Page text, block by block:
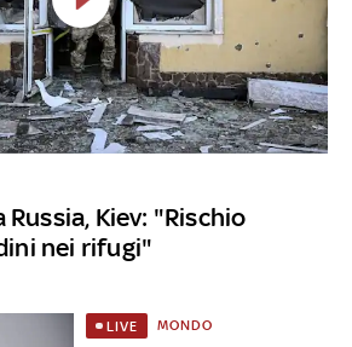
Kiev: "Rischio
nei rifugi"
LIVE MONDO